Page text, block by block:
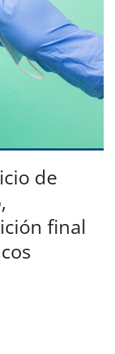
de
final